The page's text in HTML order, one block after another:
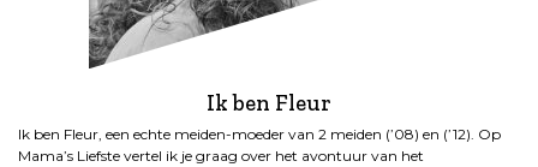
Ik ben Fleur
Ik ben Fleur, een echte meiden-moeder van 2 meiden (’08) en (’12). Op
Mama’s Liefste vertel ik je graag over het avontuur van het